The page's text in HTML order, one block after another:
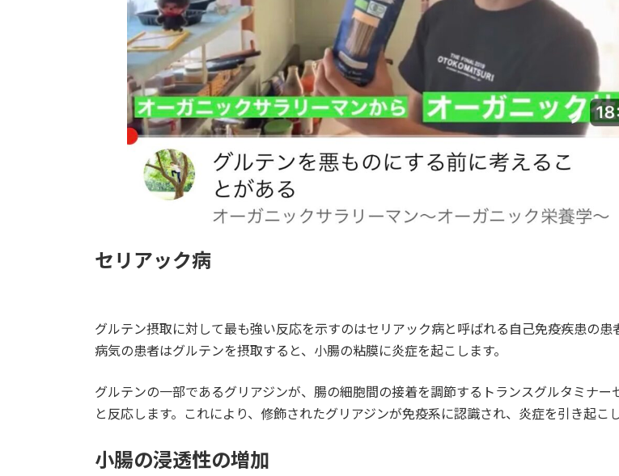
セリアック病
グルテン摂取に対して最も強い反応を示すのはセリアック病と呼ばれる自己免疫疾患の患
病気の患者はグルテンを摂取すると、小腸の粘膜に炎症を起こします。
グルテンの一部であるグリアジンが、腸の細胞間の接着を調節するトランスグルタミナー
と反応します。これにより、修飾されたグリアジンが免疫系に認識され、炎症を引き起こし
小腸の浸透性の増加